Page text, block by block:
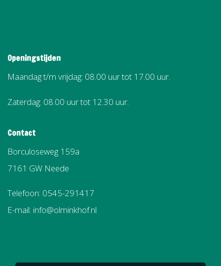
Openingstijden
Maandag t/m vrijdag: 08.00 uur tot 17.00 uur.
Zaterdag: 08.00 uur tot 12.30 uur.
Contact
Borculoseweg 159a
7161 GW Neede
Telefoon: 0545-291417
E-mail: info@olminkhof.nl